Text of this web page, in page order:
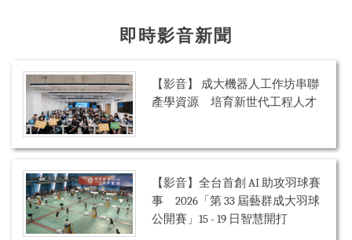
即時影音新聞
【影音】 成大機器人工作坊串聯
產學資源 培育新世代工程人才
【影音】全台首創 AI 助攻羽球賽
事 2026「第 33 屆藝群成大羽球
公開賽」15 - 19 日智慧開打